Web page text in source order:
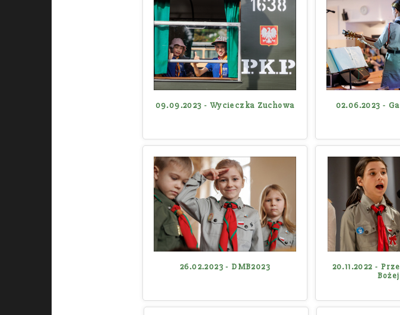
09.09.2023 - Wycieczka Zuchowa 02.06.2023 -
26.02.2023 - DMB2023
20.11.2022 -